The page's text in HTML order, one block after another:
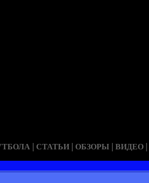
| СТАТЬИ | ОБЗОРЫ | ВИДЕО |